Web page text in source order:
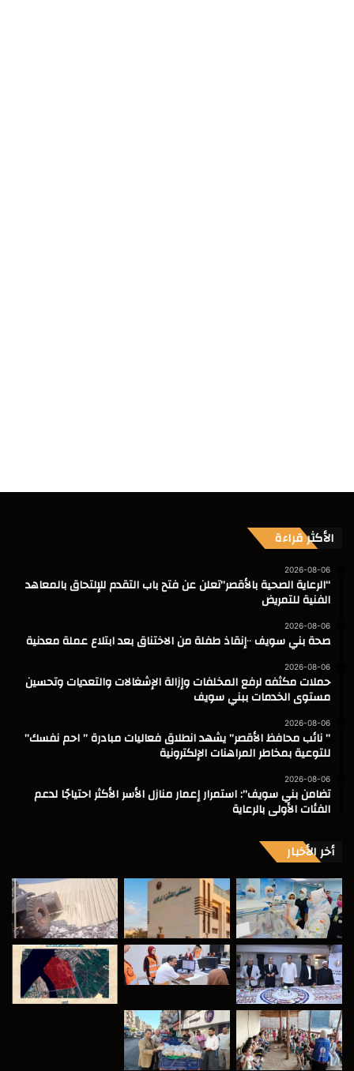
الأكثر قراءة
2026-08-06
“الرعاية الصحية بالأقصر”تعلن عن فتح باب التقدم للإلتحاق بالمعاهد
الفنية للتمريض
2026-08-06
صحة بني سويف ٠٠إنقاذ طفلة من الاختناق بعد ابتلاع عملة معدنية
2026-08-06
حملات مكثفه لرفع المخلفات وإزالة الإشغالات والتعديات وتحسين
مستوى الخدمات ببني سويف
2026-08-06
” نائب محافظ الأقصر” يشهد انطلاق فعاليات مبادرة ” احم نفسك”
للتوعية بمخاطر المراهنات الإلكترونية
2026-08-06
تضامن بني سويف”: استمرار إعمار منازل الأسر الأكثر احتياجًا لدعم
الفئات الأولى بالرعاية
أخر الأخبار